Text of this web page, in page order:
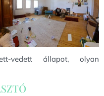
vedett állapot, olyan